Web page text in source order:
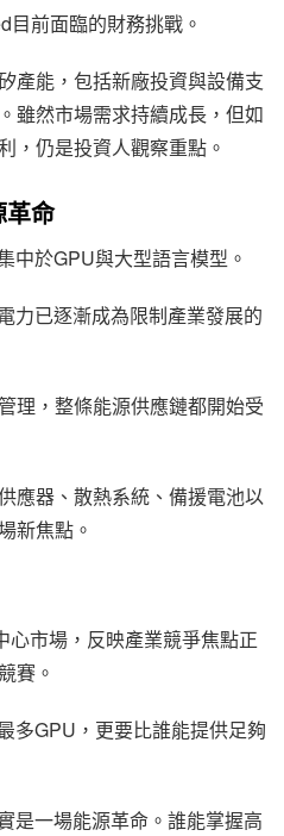
前面臨的財務挑戰。
產能，包括新廠投資與設備支
雖然市場需求持續成長，但如
，仍是投資人觀察重點。
革命
中於GPU與大型語言模型。
力已逐漸成為限制產業發展的
理，整條能源供應鏈都開始受
應器、散熱系統、備援電池以
新焦點。
市場，反映產業競爭焦點正
賽。
多GPU，更要比誰能提供足夠
是一場能源革命。誰能掌握高